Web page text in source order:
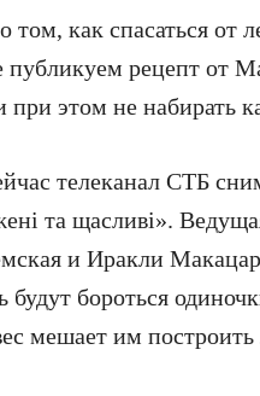
том, как спасаться от
публикуем рецепт от
при этом не набирать
телеканал СТБ
та щасливі».
и Иракли
будут бороться
мешает им